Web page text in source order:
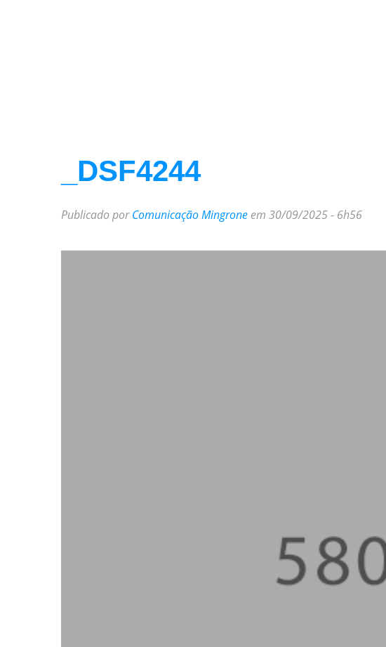
_DSF4244
Publicado porComunicação Mingrone em 30/09/2025 - 6h56